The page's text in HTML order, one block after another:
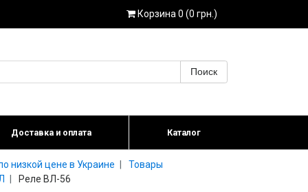
Корзина 0 (0 грн.)
Поиск
Доставка и оплата Каталог
низкой цене в Украине
Товары
Реле ВЛ-56